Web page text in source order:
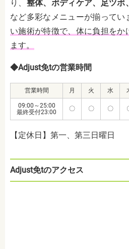
り、 整体、ボディケア、足ツボ
など多彩なメニューが揃ってい
い施術が特徴で、体に負担をか
ます。
◆Adjust免tの営業時間
営業時間 月 火 水
09:00～25:00
最終受付23:00
〇 〇 〇
【定休日】第一、第三日曜日
Adjust免tのアクセス